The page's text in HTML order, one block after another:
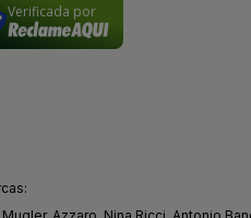
Verificada por